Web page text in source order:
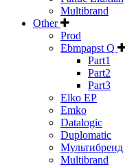
Multibrand
Other
Prod
Ebmpapst Q
Part1
Part2
Part3
Elko EP
Emko
Datalogic
Duplomatic
Мультибренд
Multibrand